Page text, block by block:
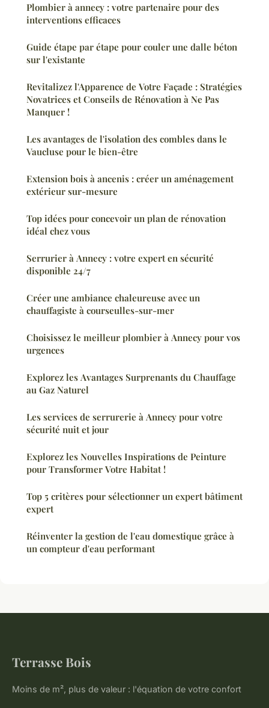
Plombier à annecy : votre partenaire pour des
interventions efficaces
Guide étape par étape pour couler une dalle béton
sur l'existante
Revitalizez l'Apparence de Votre Façade : Stratégies
Novatrices et Conseils de Rénovation à Ne Pas
Manquer !
Les avantages de l'isolation des combles dans le
Vaucluse pour le bien-être
Extension bois à ancenis : créer un aménagement
extérieur sur-mesure
Top idées pour concevoir un plan de rénovation
idéal chez vous
Serrurier à Annecy : votre expert en sécurité
disponible 24/7
Créer une ambiance chaleureuse avec un
chauffagiste à courseulles-sur-mer
Choisissez le meilleur plombier à Annecy pour vos
urgences
Explorez les Avantages Surprenants du Chauffage
au Gaz Naturel
Les services de serrurerie à Annecy pour votre
sécurité nuit et jour
Explorez les Nouvelles Inspirations de Peinture
pour Transformer Votre Habitat !
Top 5 critères pour sélectionner un expert bâtiment
expert
Réinventer la gestion de l'eau domestique grâce à
un compteur d'eau performant
Terrasse Bois
Moins de m², plus de valeur : l'équation de votre confort